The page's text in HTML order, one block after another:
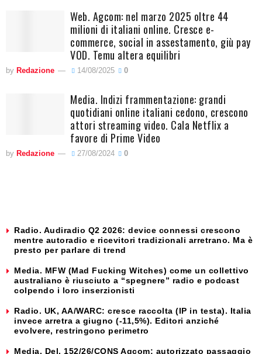
Web. Agcom: nel marzo 2025 oltre 44
milioni di italiani online. Cresce e-
commerce, social in assestamento, giù pay
VOD. Temu altera equilibri
by Redazione 14/08/2025 0
Media. Indizi frammentazione: grandi
quotidiani online italiani cedono, crescono
attori streaming video. Cala Netflix a
favore di Prime Video
by Redazione 27/08/2024 0
Radio. Audiradio Q2 2026: device connessi crescono
mentre autoradio e ricevitori tradizionali arretrano. Ma è
presto per parlare di trend
Media. MFW (Mad Fucking Witches) come un collettivo
australiano è riusciuto a “spegnere” radio e podcast
colpendo i loro inserzionisti
Radio. UK, AA/WARC: cresce raccolta (IP in testa). Italia
invece arretra a giugno (-11,5%). Editori anziché
evolvere, restringono perimetro
Media. Del. 152/26/CONS Agcom: autorizzato passaggio